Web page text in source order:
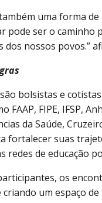
uma forma
pode ser o
nossos povos.”
bolsistas e
FIPE, IFSP,
da Saúde,
fortalecer suas
redes de educação
os
um espaço